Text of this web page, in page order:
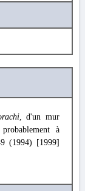
, d'un mur
à
(1994) [1999]